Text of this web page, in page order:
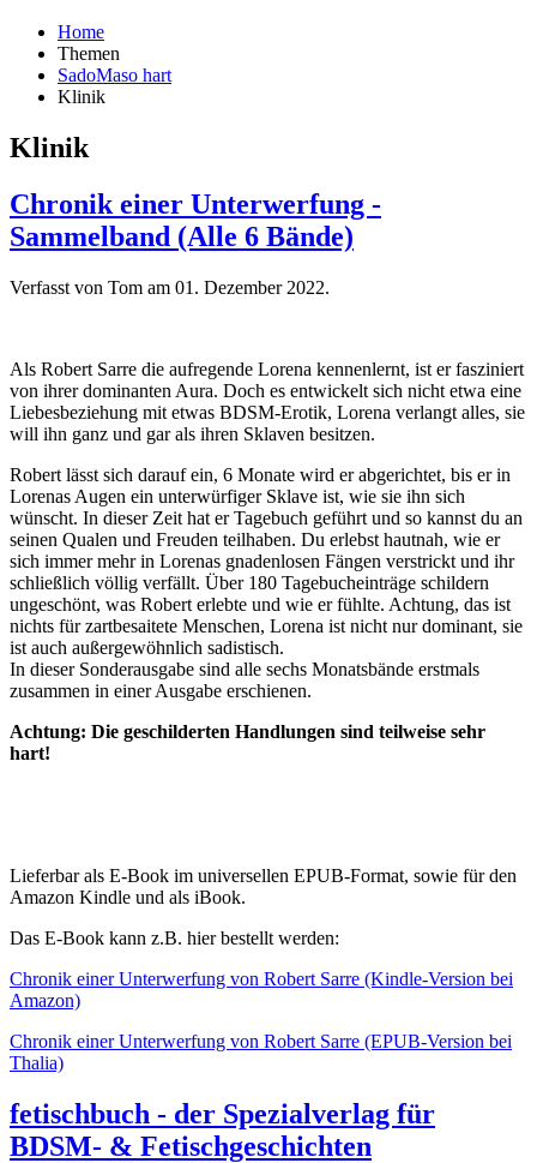
Home
Themen
SadoMaso hart
Klinik
Klinik
Chronik einer Unterwerfung -
Sammelband (Alle 6 Bände)
Verfasst von Tom am 01. Dezember 2022.
Als Robert Sarre die aufregende Lorena kennenlernt, ist er fasziniert
von ihrer dominanten Aura. Doch es entwickelt sich nicht etwa eine
Liebesbeziehung mit etwas BDSM-Erotik, Lorena verlangt alles, sie
will ihn ganz und gar als ihren Sklaven besitzen.
Robert lässt sich darauf ein, 6 Monate wird er abgerichtet, bis er in
Lorenas Augen ein unterwürfiger Sklave ist, wie sie ihn sich
wünscht. In dieser Zeit hat er Tagebuch geführt und so kannst du an
seinen Qualen und Freuden teilhaben. Du erlebst hautnah, wie er
sich immer mehr in Lorenas gnadenlosen Fängen verstrickt und ihr
schließlich völlig verfällt. Über 180 Tagebucheinträge schildern
ungeschönt, was Robert erlebte und wie er fühlte. Achtung, das ist
nichts für zartbesaitete Menschen, Lorena ist nicht nur dominant, sie
ist auch außergewöhnlich sadistisch.
In dieser Sonderausgabe sind alle sechs Monatsbände erstmals
zusammen in einer Ausgabe erschienen.
Achtung: Die geschilderten Handlungen sind teilweise sehr
hart!
Lieferbar als E-Book im universellen EPUB-Format, sowie für den
Amazon Kindle und als iBook.
Das E-Book kann z.B. hier bestellt werden:
Chronik einer Unterwerfung von Robert Sarre (Kindle-Version bei
Amazon)
Chronik einer Unterwerfung von Robert Sarre (EPUB-Version bei
Thalia)
fetischbuch - der Spezialverlag für
BDSM- & Fetischgeschichten